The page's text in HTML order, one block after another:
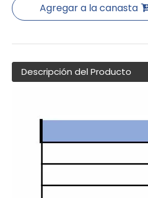
Agregar a la canasta
Descripción del Producto